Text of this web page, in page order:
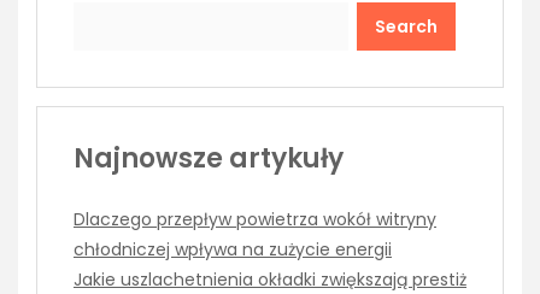
Najnowsze artykuły
Dlaczego przepływ powietrza wokół witryny
chłodniczej wpływa na zużycie energii
Jakie uszlachetnienia okładki zwiększają prestiż